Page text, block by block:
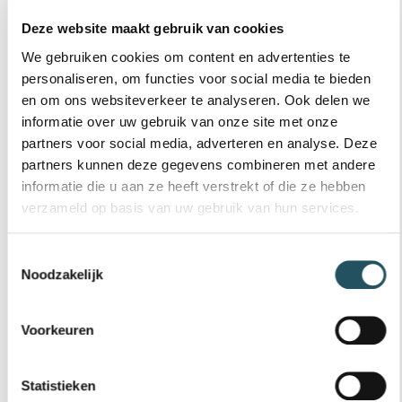
Deze website maakt gebruik van cookies
We gebruiken cookies om content en advertenties te
personaliseren, om functies voor social media te bieden
en om ons websiteverkeer te analyseren. Ook delen we
informatie over uw gebruik van onze site met onze
partners voor social media, adverteren en analyse. Deze
partners kunnen deze gegevens combineren met andere
informatie die u aan ze heeft verstrekt of die ze hebben
verzameld op basis van uw gebruik van hun services.
Noodzakelijk
Voorkeuren
Statistieken
INSCHRIJVEN
Inschrijven voor de zwemles mag vanaf 3,5 jaar.
Nog geen account? Maak eerst een account aan
om je kind op te geven. De inschrijving is definitief,
zodra het inschrijfgeld is betaald.
Inschrijven zwemles
Heeft je kind ergens anders zwemles gevolgd? We
een inschatting voor de benodigde lessen en de
kosten. Dit geldt alleen voor het A diploma. Voor het